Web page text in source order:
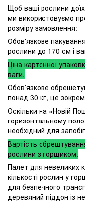
Щоб ваші рослини
ми використовуємо
розміру замовлення:
Обов'язкове
рослини до 170 см і
Ціна картонної
ваги.
Обов’язкове
понад 30 кг, це
Оскільки на «Новій
горизонтальному
необхідний для
Вартість
рослини з горщиком.
Палет для невеликих
кількості рослин у
для безпечного
деревяний піддон із